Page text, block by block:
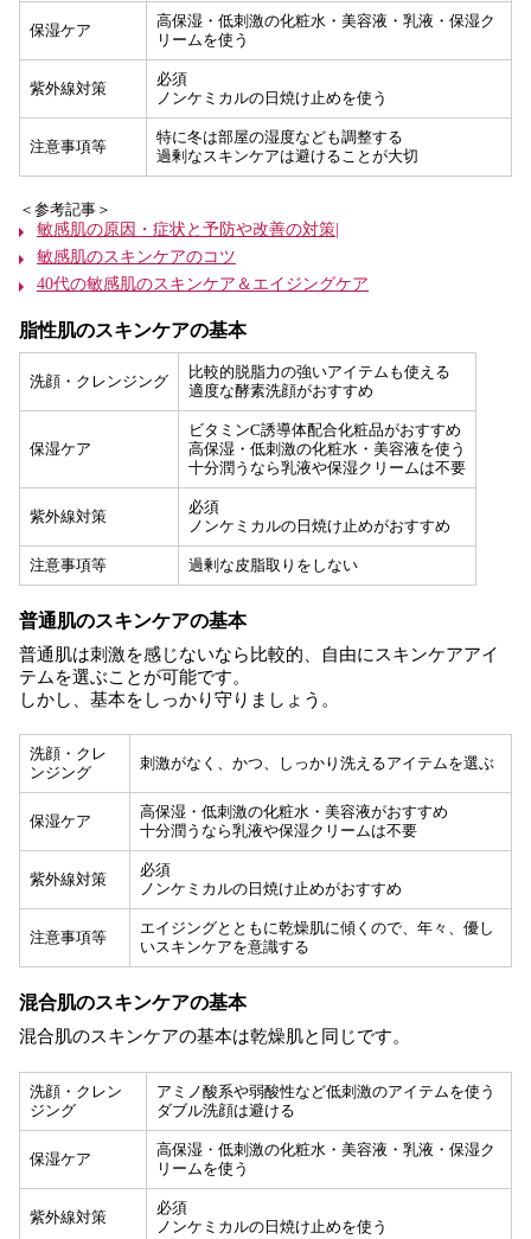
保湿ケア
高保湿・低刺激の化粧水・美容液・乳液・保湿ク
リームを使う
紫外線対策
必須
ノンケミカルの日焼け止めを使う
注意事項等
特に冬は部屋の湿度なども調整する
過剰なスキンケアは避けることが大切
＜参考記事＞
敏感肌の原因・症状と予防や改善の対策|
敏感肌のスキンケアのコツ
40代の敏感肌のスキンケア＆エイジングケア
脂性肌のスキンケアの基本
洗顔・クレンジング
比較的脱脂力の強いアイテムも使える
適度な酵素洗顔がおすすめ
保湿ケア
ビタミンC誘導体配合化粧品がおすすめ
高保湿・低刺激の化粧水・美容液を使う
十分潤うなら乳液や保湿クリームは不要
紫外線対策
必須
ノンケミカルの日焼け止めがおすすめ
注意事項等 過剰な皮脂取りをしない
普通肌のスキンケアの基本
普通肌は刺激を感じないなら比較的、自由にスキンケアアイ
テムを選ぶことが可能です。
しかし、基本をしっかり守りましょう。
洗顔・クレ
ンジング
刺激がなく、かつ、しっかり洗えるアイテムを選ぶ
保湿ケア
高保湿・低刺激の化粧水・美容液がおすすめ
十分潤うなら乳液や保湿クリームは不要
紫外線対策
必須
ノンケミカルの日焼け止めがおすすめ
注意事項等
エイジングとともに乾燥肌に傾くので、年々、優し
いスキンケアを意識する
混合肌のスキンケアの基本
混合肌のスキンケアの基本は乾燥肌と同じです。
洗顔・クレン
ジング
アミノ酸系や弱酸性など低刺激のアイテムを使う
ダブル洗顔は避ける
保湿ケア
高保湿・低刺激の化粧水・美容液・乳液・保湿ク
リームを使う
紫外線対策
必須
ノンケミカルの日焼け止めを使う